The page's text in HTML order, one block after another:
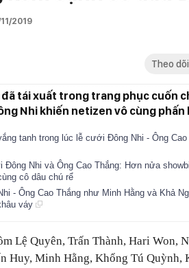
2019
Theo
đã tái xuất trong trang phục cuốn
Nhi khiến netizen vô cùng phấn
tanh trong lúc lễ cưới Đông Nhi - Ông
Đông Nhi và Ông Cao Thắng: Hơn nửa
cô dâu chú rể
- Ông Cao Thắng như Minh Hằng và Khả
váy
Lệ Quyên, Trấn Thành, Hari Won,
Huy, Minh Hằng, Khổng Tú Quỳnh,